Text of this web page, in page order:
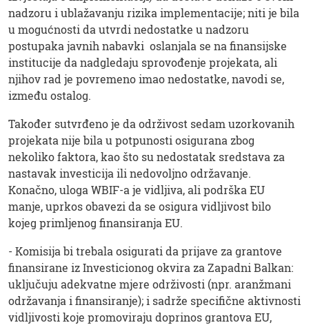
nadzoru i ublažavanju rizika implementacije; niti je bila
u mogućnosti da utvrdi nedostatke u nadzoru
postupaka javnih nabavki oslanjala se na finansijske
institucije da nadgledaju sprovođenje projekata, ali
njihov rad je povremeno imao nedostatke, navodi se,
između ostalog.
Također sutvrđeno je da održivost sedam uzorkovanih
projekata nije bila u potpunosti osigurana zbog
nekoliko faktora, kao što su nedostatak sredstava za
nastavak investicija ili nedovoljno održavanje.
Konačno, uloga WBIF-a je vidljiva, ali podrška EU
manje, uprkos obavezi da se osigura vidljivost bilo
kojeg primljenog finansiranja EU.
- Komisija bi trebala osigurati da prijave za grantove
finansirane iz Investicionog okvira za Zapadni Balkan:
uključuju adekvatne mjere održivosti (npr. aranžmani
održavanja i finansiranje); i sadrže specifične aktivnosti
vidljivosti koje promoviraju doprinos grantova EU,